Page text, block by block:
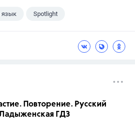
язык Spotlight
Повторение. Русский
ГДЗ